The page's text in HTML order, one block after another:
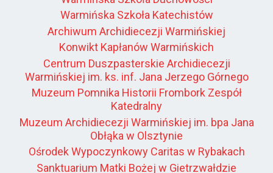
Warmińska Szkoła Katechistów
Archiwum Archidiecezji Warmińskiej
Konwikt Kapłanów Warmińskich
Centrum Duszpasterskie Archidiecezji
Warmińskiej im. ks. inf. Jana Jerzego Górnego
Muzeum Pomnika Historii Frombork Zespół
Katedralny
Muzeum Archidiecezji Warmińskiej im. bpa Jana
Obłąka w Olsztynie
Ośrodek Wypoczynkowy Caritas w Rybakach
Sanktuarium Matki Bożej w Gietrzwałdzie